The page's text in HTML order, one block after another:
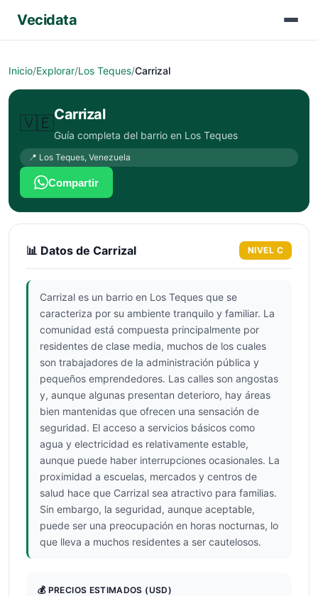
Vecidata
Inicio/Explorar/Los Teques/Carrizal
🇻🇪Carrizal
Guía completa del barrio en Los Teques
📍 Los Teques, Venezuela
Compartir
📊 Datos de Carrizal NIVEL C
Carrizal es un barrio en Los Teques que se
caracteriza por su ambiente tranquilo y familiar. La
comunidad está compuesta principalmente por
residentes de clase media, muchos de los cuales
son trabajadores de la administración pública y
pequeños emprendedores. Las calles son angostas
y, aunque algunas presentan deterioro, hay áreas
bien mantenidas que ofrecen una sensación de
seguridad. El acceso a servicios básicos como
agua y electricidad es relativamente estable,
aunque puede haber interrupciones ocasionales. La
proximidad a escuelas, mercados y centros de
salud hace que Carrizal sea atractivo para familias.
Sin embargo, la seguridad, aunque aceptable,
puede ser una preocupación en horas nocturnas, lo
que lleva a muchos residentes a ser cautelosos.
💰 PRECIOS ESTIMADOS (USD)